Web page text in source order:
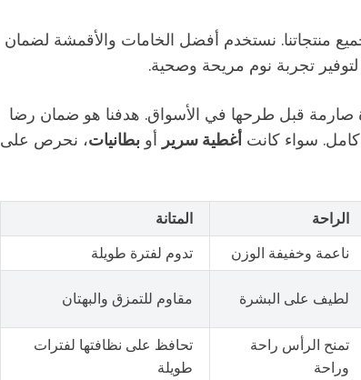
منتجاتنا. نستخدم أفضل الخامات والأقمشة لضمان
لتوفير تجربة نوم مريحة وصحية.
قبل طرحها في الأسواق. هدفنا هو ضمان رضا
كامل. سواء كانت أغطية سرير أو بطانيات، نحرص على
الراحة
المتانة
ناعمة وخفيفة الوزن
تدوم لفترة طويلة
لطيف على البشرة مقاوم للتمزق والبهتان
تمنح الرأس راحة
وراحة
تحافظ على نظافتها لفترات
طويلة